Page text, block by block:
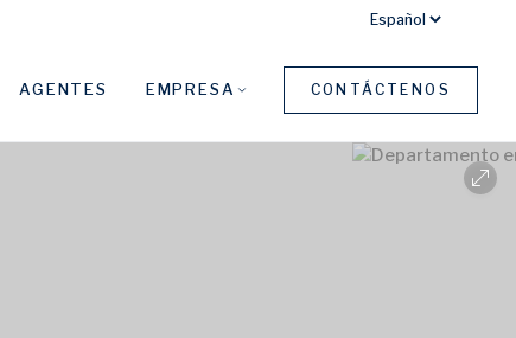
AGENTES EMPRESA CONTÁCTENOS